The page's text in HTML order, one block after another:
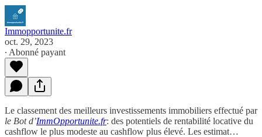
Immopportunite.fr
oct. 29, 2023
∙ Abonné payant
Le classement des meilleurs investissements immobiliers effectué par
le Bot d’ImmOpportunite.fr: des potentiels de rentabilité locative du
cashflow le plus modeste au cashflow plus élevé. Les estimat…